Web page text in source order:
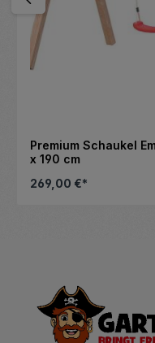
Premium Schaukel
x 190 cm
269,00 €*